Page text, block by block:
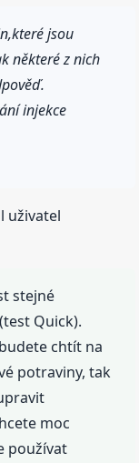
jsou
některé z nich
injekce
uživatel
stejné
Quick).
chtít na
potraviny, tak
moc
používat